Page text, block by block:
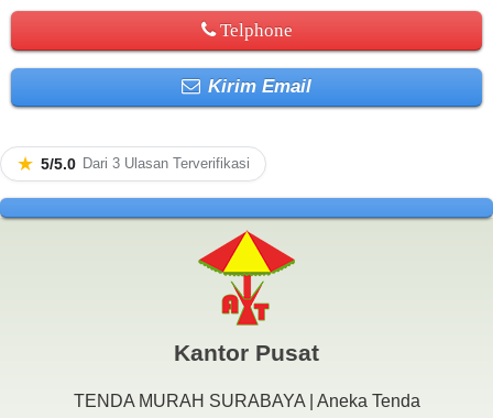
Telphone
Kirim Email
★ 5/5.0 Dari 3 Ulasan Terverifikasi
Kantor Pusat
TENDA MURAH SURABAYA | Aneka Tenda